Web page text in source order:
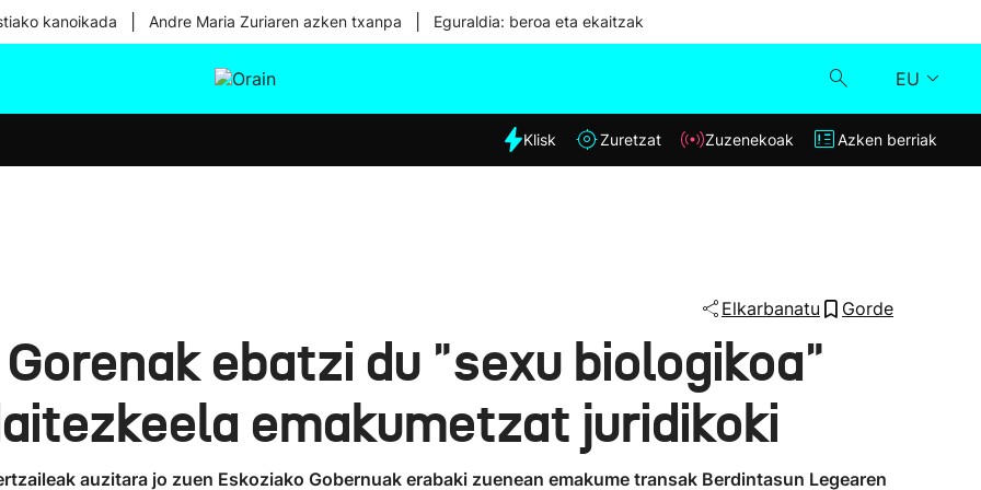
kanoikada Andre Maria Zuriaren azken txanpa Eguraldia: beroa eta ekaitzak
EU
Eguraldia
Klisk
Klisk Zuretzat Zuzenekoak Azken berriak
Elkarbanatu Gorde
ebatzi du "sexu biologikoa"
emakumetzat juridikoki
auzitara jo zuen Eskoziako Gobernuak erabaki zuenean emakume transak Berdintasun Legearen